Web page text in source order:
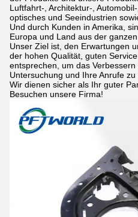
Luftfahrt-, Architektur-,
optisches und Seeindustrien
Und durch Kunden in Amerika,
Europa und Land aus der
Unser Ziel ist, den Erwartungen
der hohen Qualität, guten
entsprechen, um das
Untersuchung und Ihre Anrufe
Wir dienen sicher als Ihr guter
Besuchen unsere Firma!